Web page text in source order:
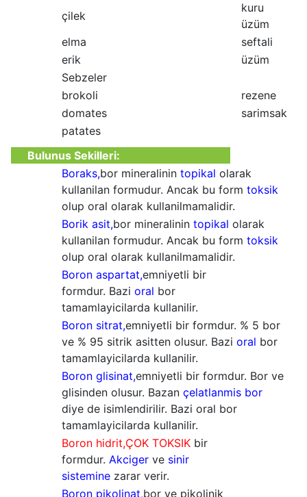
çilek
kuru
üzüm
elma
seftali
erik
üzüm
Sebzeler
brokoli
rezene
domates
sarimsak
patates
Bulunus Sekilleri:
Boraks,bor mineralinin topikal olarak
kullanilan formudur. Ancak bu form toksik
olup oral olarak kullanilmamalidir.
Borik asit,bor mineralinin topikal olarak
kullanilan formudur. Ancak bu form toksik
olup oral olarak kullanilmamalidir.
Boron aspartat,emniyetli bir
formdur. Bazi oral bor
tamamlayicilarda kullanilir.
Boron sitrat,emniyetli bir formdur. % 5 bor
ve % 95 sitrik asitten olusur. Bazi oral bor
tamamlayicilarda kullanilir.
Boron glisinat,emniyetli bir formdur. Bor ve
glisinden olusur. Bazan çelatlanmis bor
diye de isimlendirilir. Bazi oral bor
tamamlayicilarda kullanilir.
Boron hidrit,ÇOK TOKSIK bir
formdur. Akciger ve sinir
sistemine zarar verir.
Boron pikolinat,bor ve pikolinik